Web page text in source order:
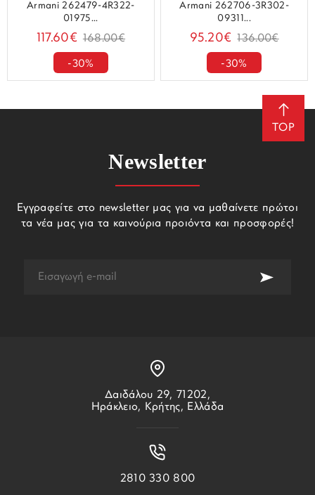
Armani 262479-4R322-
01975...
117.60€ 168.00€
-30%
Armani 262706-3R302-
09311...
95.20€ 136.00€
-30%
TOP
Δαιδάλου 29, 71202,
Ηράκλειο, Κρήτης, Ελλάδα
2810 330 800
Newsletter
Εγγραφείτε στο newsletter μας για να μαθαίνετε πρώτοι
τα νέα μας για τα καινούρια προιόντα και προσφορές!